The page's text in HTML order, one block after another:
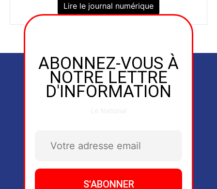
Lire le journal numérique
ABONNEZ-VOUS À
NOTRE LETTRE
D'INFORMATION